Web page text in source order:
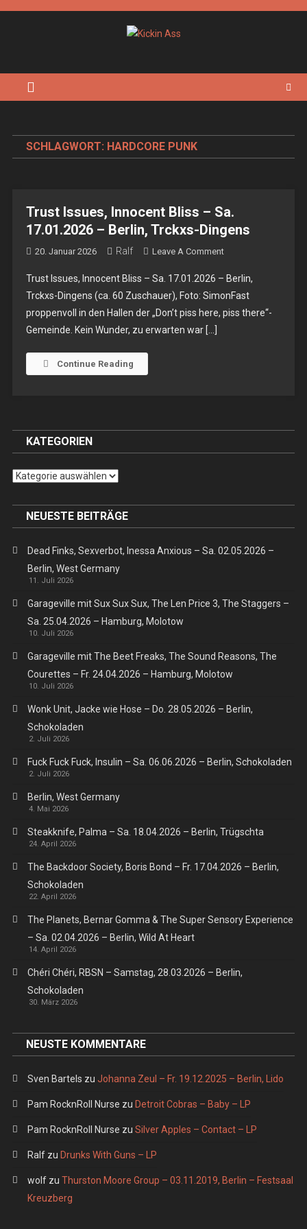
SCHLAGWORT: HARDCORE PUNK
Trust Issues, Innocent Bliss – Sa.
17.01.2026 – Berlin, Trckxs-Dingens
20. Januar 2026 Ralf Leave A CommentOn
Issues,
Innocent
Bliss
Trust Issues, Innocent Bliss – Sa. 17.01.2026 – Berlin,
Trckxs-Dingens (ca. 60 Zuschauer), Foto: SimonFast
proppenvoll in den Hallen der „Don’t piss here, piss there“-
Gemeinde. Kein Wunder, zu erwarten war […]
Continue Reading
KATEGORIEN
Kategorien
NEUESTE BEITRÄGE
Dead Finks, Sexverbot, Inessa Anxious – Sa. 02.05.2026 –
Berlin, West Germany
11. Juli 2026
Garageville mit Sux Sux Sux, The Len Price 3, The Staggers –
Sa. 25.04.2026 – Hamburg, Molotow
10. Juli 2026
Garageville mit The Beet Freaks, The Sound Reasons, The
Courettes – Fr. 24.04.2026 – Hamburg, Molotow
10. Juli 2026
Wonk Unit, Jacke wie Hose – Do. 28.05.2026 – Berlin,
Schokoladen
2. Juli 2026
Fuck Fuck Fuck, Insulin – Sa. 06.06.2026 – Berlin, Schokoladen
2. Juli 2026
Berlin, West Germany
4. Mai 2026
Steakknife, Palma – Sa. 18.04.2026 – Berlin, Trügschta
24. April 2026
The Backdoor Society, Boris Bond – Fr. 17.04.2026 – Berlin,
Schokoladen
22. April 2026
The Planets, Bernar Gomma & The Super Sensory Experience
– Sa. 02.04.2026 – Berlin, Wild At Heart
14. April 2026
Chéri Chéri, RBSN – Samstag, 28.03.2026 – Berlin,
Schokoladen
30. März 2026
NEUSTE KOMMENTARE
Sven Bartels zu Johanna Zeul – Fr. 19.12.2025 – Berlin, Lido
Pam RocknRoll Nurse zu Detroit Cobras – Baby – LP
Pam RocknRoll Nurse zu Silver Apples – Contact – LP
Ralfzu Drunks With Guns – LP
wolfzu Thurston Moore Group – 03.11.2019, Berlin – Festsaal
Kreuzberg